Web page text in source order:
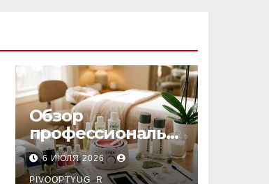
Обзор
профессиональн
ых материалов и
инструментов
6 ИЮЛЯ 2026
PIVOOPTYUG_R